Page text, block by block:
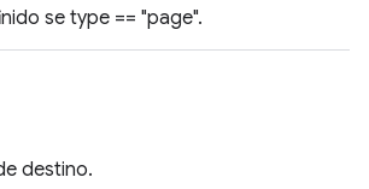
se type == "page".
destino.